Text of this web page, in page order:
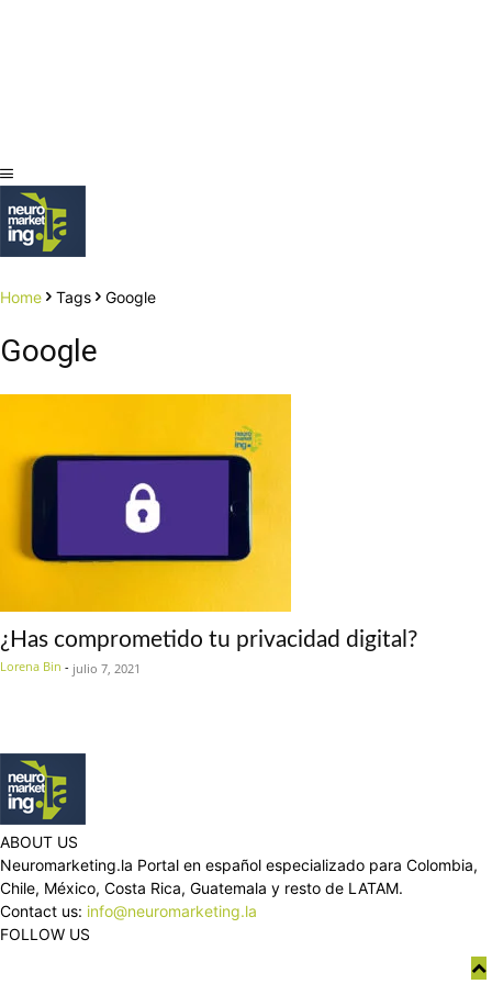
Home Tags Google
Google
¿Has comprometido tu privacidad digital?
Lorena Bin - julio 7, 2021
ABOUT US
Neuromarketing.la Portal en español especializado para Colombia,
Chile, México, Costa Rica, Guatemala y resto de LATAM.
Contact us: info@neuromarketing.la
FOLLOW US